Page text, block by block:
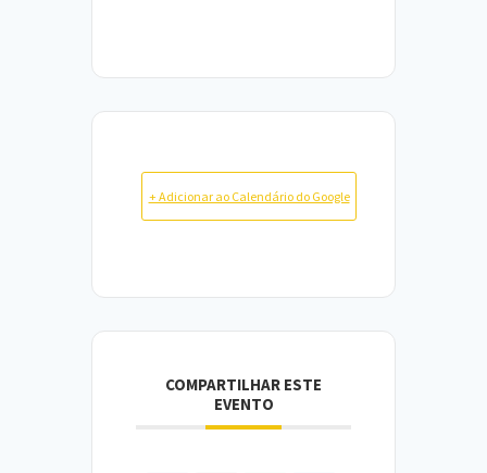
+ Adicionar ao Calendário do Google
COMPARTILHAR ESTE
EVENTO